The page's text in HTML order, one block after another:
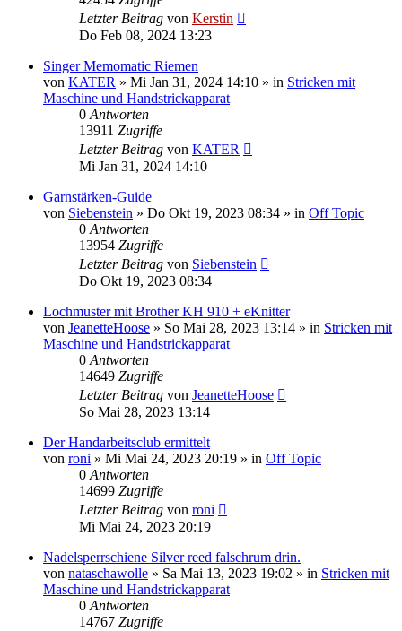
Letzter Beitrag von Kerstin
Do Feb 08, 2024 13:23
Singer Memomatic Riemen
von KATER » Mi Jan 31, 2024 14:10 » in Stricken mit
Maschine und Handstrickapparat
0 Antworten
13911 Zugriffe
Letzter Beitrag von KATER
Mi Jan 31, 2024 14:10
Garnstärken-Guide
von Siebenstein » Do Okt 19, 2023 08:34 » in Off Topic
0 Antworten
13954 Zugriffe
Letzter Beitrag von Siebenstein
Do Okt 19, 2023 08:34
Lochmuster mit Brother KH 910 + eKnitter
von JeanetteHoose » So Mai 28, 2023 13:14 » in Stricken mit
Maschine und Handstrickapparat
0 Antworten
14649 Zugriffe
Letzter Beitrag von JeanetteHoose
So Mai 28, 2023 13:14
Der Handarbeitsclub ermittelt
von roni » Mi Mai 24, 2023 20:19 » in Off Topic
0 Antworten
14699 Zugriffe
Letzter Beitrag von roni
Mi Mai 24, 2023 20:19
Nadelsperrschiene Silver reed falschrum drin.
von nataschawolle » Sa Mai 13, 2023 19:02 » in Stricken mit
Maschine und Handstrickapparat
0 Antworten
14767 Zugriffe